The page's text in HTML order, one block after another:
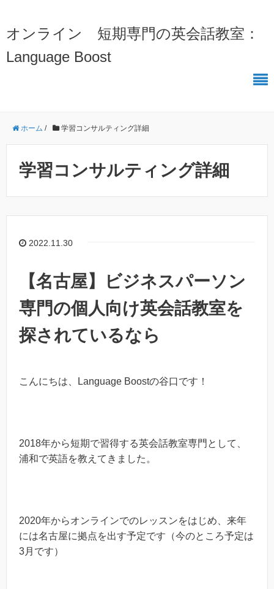
オンライン 短期専門の英会話教室：
Language Boost
ホーム / 学習コンサルティング詳細
学習コンサルティング詳細
2022.11.30
【名古屋】ビジネスパーソン
専門の個人向け英会話教室を
探されているなら
こんにちは、Language Boostの谷口です！
2018年から短期で習得する英会話教室専門として、
浦和で英語を教えてきました。
2020年からオンラインでのレッスンをはじめ、来年
には名古屋に拠点を出す予定です（今のところ予定は
3月です）